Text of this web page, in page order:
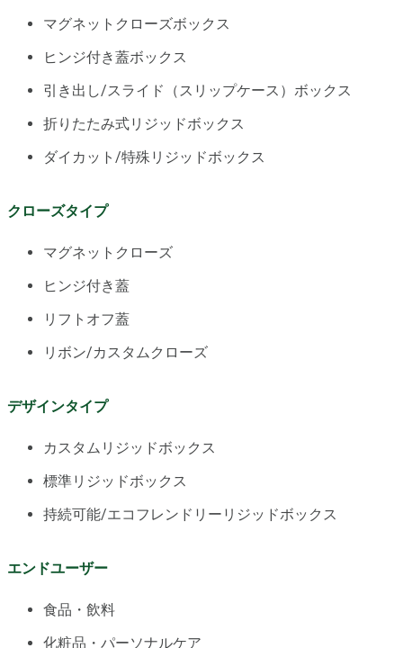
マグネットクローズボックス
ヒンジ付き蓋ボックス
引き出し/スライド（スリップケース）ボックス
折りたたみ式リジッドボックス
ダイカット/特殊リジッドボックス
クローズタイプ
マグネットクローズ
ヒンジ付き蓋
リフトオフ蓋
リボン/カスタムクローズ
デザインタイプ
カスタムリジッドボックス
標準リジッドボックス
持続可能/エコフレンドリーリジッドボックス
エンドユーザー
食品・飲料
化粧品・パーソナルケア